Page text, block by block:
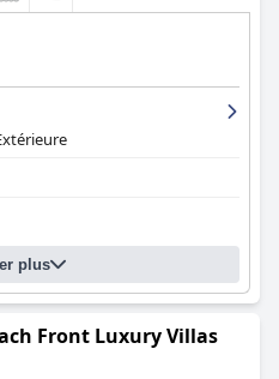
plus
Front Luxury Villas